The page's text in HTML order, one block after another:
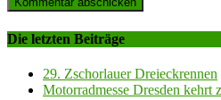
Die letzten Beiträge
29. Zschorlauer Dreieckrennen
Motorradmesse Dresden kehrt